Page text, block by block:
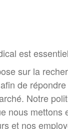
est
sur la
de
Notre
nous
et nos